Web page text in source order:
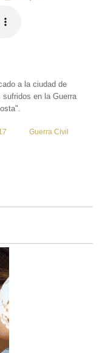
a la ciudad de
en la Guerra
Guerra Civil